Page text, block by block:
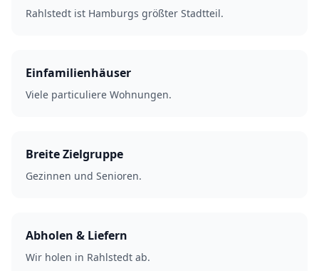
Rahlstedt ist Hamburgs größter Stadtteil.
Einfamilienhäuser
Viele particuliere Wohnungen.
Breite Zielgruppe
Gezinnen und Senioren.
Abholen & Liefern
Wir holen in Rahlstedt ab.